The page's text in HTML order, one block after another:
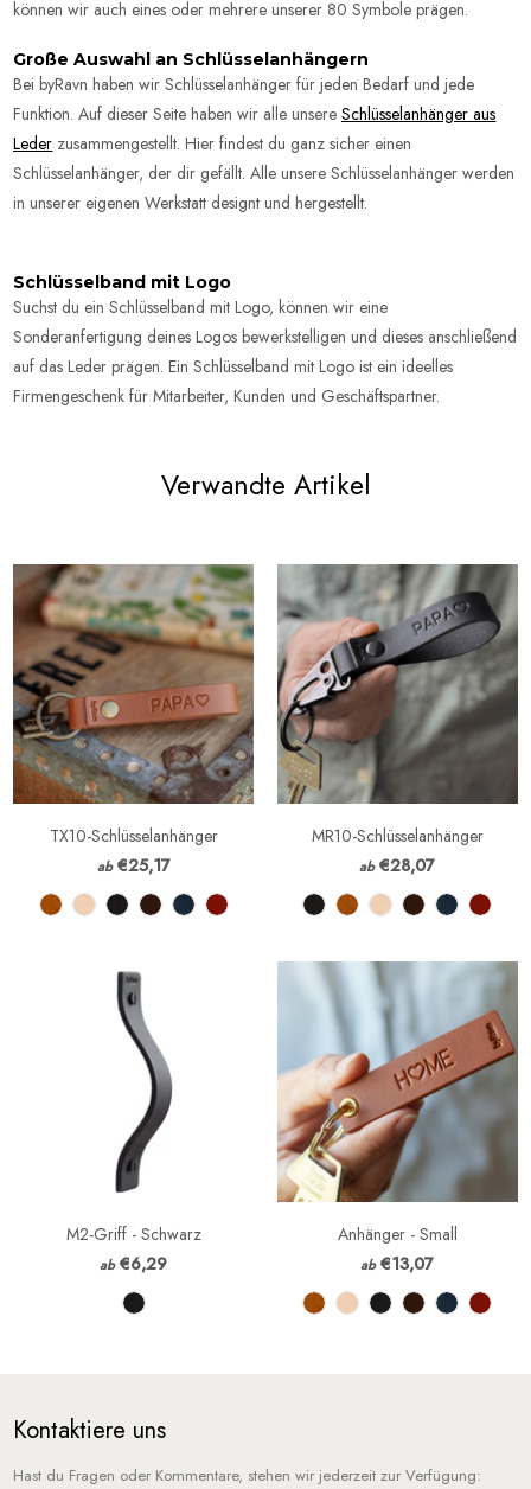
können wir auch eines oder mehrere unserer 80 Symbole prägen.
Große Auswahl an Schlüsselanhängern
Bei byRavn haben wir Schlüsselanhänger für jeden Bedarf und jede
Funktion. Auf dieser Seite haben wir alle unsereSchlüsselanhänger aus
Leder zusammengestellt. Hier findest du ganz sicher einen
Schlüsselanhänger, der dir gefällt. Alle unsere Schlüsselanhänger werden
in unserer eigenen Werkstatt designt und hergestellt.
Schlüsselband mit Logo
Suchst du ein Schlüsselband mit Logo, können wir eine
Sonderanfertigung deines Logos bewerkstelligen und dieses anschließend
auf das Leder prägen. Ein Schlüsselband mit Logo ist ein ideelles
Firmengeschenk für Mitarbeiter, Kunden und Geschäftspartner.
Verwandte Artikel
TX10-Schlüsselanhänger
ab €25,17
MR10-Schlüsselanhänger
ab €28,07
M2-Griff - Schwarz
ab €6,29
Anhänger - Small
ab €13,07
Kontaktiere uns
Hast du Fragen oder Kommentare, stehen wir jederzeit zur Verfügung: